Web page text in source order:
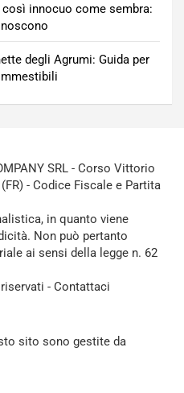
così innocuo come sembra:
degli Agrumi: Guida per
SRL - Corso Vittorio
- Codice Fiscale e Partita
in quanto viene
Non può pertanto
ai sensi della legge n. 62
- Contattaci
sito sono gestite da